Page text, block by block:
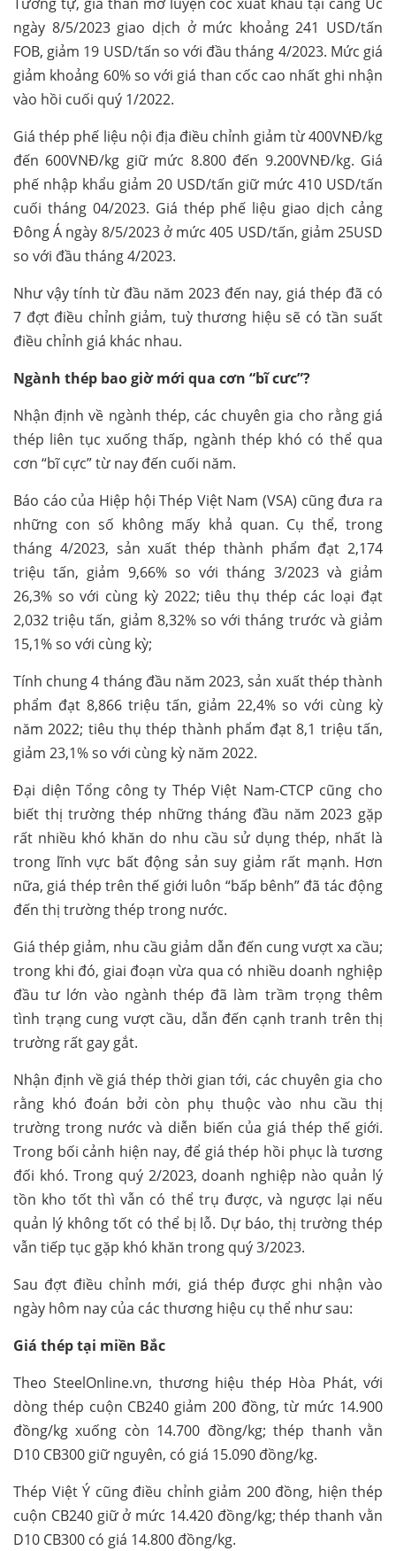
ngày 8/5/2023 giao dịch ở mức khoảng 241 USD/tấn
FOB, giảm 19 USD/tấn so với đầu tháng 4/2023. Mức giá
giảm khoảng 60% so với giá than cốc cao nhất ghi nhận
vào hồi cuối quý 1/2022.
Giá thép phế liệu nội địa điều chỉnh giảm từ 400VNĐ/kg
đến 600VNĐ/kg giữ mức 8.800 đến 9.200VNĐ/kg. Giá
phế nhập khẩu giảm 20 USD/tấn giữ mức 410 USD/tấn
cuối tháng 04/2023. Giá thép phế liệu giao dịch cảng
Đông Á ngày 8/5/2023 ở mức 405 USD/tấn, giảm 25USD
so với đầu tháng 4/2023.
Như vậy tính từ đầu năm 2023 đến nay, giá thép đã có
7 đợt điều chỉnh giảm, tuỳ thương hiệu sẽ có tần suất
điều chỉnh giá khác nhau.
Ngành thép bao giờ mới qua cơn “bĩ cưc”?
Nhận định về ngành thép, các chuyên gia cho rằng giá
thép liên tục xuống thấp, ngành thép khó có thể qua
cơn “bĩ cực” từ nay đến cuối năm.
Báo cáo của Hiệp hội Thép Việt Nam (VSA) cũng đưa ra
những con số không mấy khả quan. Cụ thể, trong
tháng 4/2023, sản xuất thép thành phẩm đạt 2,174
triệu tấn, giảm 9,66% so với tháng 3/2023 và giảm
26,3% so với cùng kỳ 2022; tiêu thụ thép các loại đạt
2,032 triệu tấn, giảm 8,32% so với tháng trước và giảm
15,1% so với cùng kỳ;
Tính chung 4 tháng đầu năm 2023, sản xuất thép thành
phẩm đạt 8,866 triệu tấn, giảm 22,4% so với cùng kỳ
năm 2022; tiêu thụ thép thành phẩm đạt 8,1 triệu tấn,
giảm 23,1% so với cùng kỳ năm 2022.
Đại diện Tổng công ty Thép Việt Nam-CTCP cũng cho
biết thị trường thép những tháng đầu năm 2023 gặp
rất nhiều khó khăn do nhu cầu sử dụng thép, nhất là
trong lĩnh vực bất động sản suy giảm rất mạnh. Hơn
nữa, giá thép trên thế giới luôn “bấp bênh” đã tác động
đến thị trường thép trong nước.
Giá thép giảm, nhu cầu giảm dẫn đến cung vượt xa cầu;
trong khi đó, giai đoạn vừa qua có nhiều doanh nghiệp
đầu tư lớn vào ngành thép đã làm trầm trọng thêm
tình trạng cung vượt cầu, dẫn đến cạnh tranh trên thị
trường rất gay gắt.
Nhận định về giá thép thời gian tới, các chuyên gia cho
rằng khó đoán bởi còn phụ thuộc vào nhu cầu thị
trường trong nước và diễn biến của giá thép thế giới.
Trong bối cảnh hiện nay, để giá thép hồi phục là tương
đối khó. Trong quý 2/2023, doanh nghiệp nào quản lý
tồn kho tốt thì vẫn có thể trụ được, và ngược lại nếu
quản lý không tốt có thể bị lỗ. Dự báo, thị trường thép
vẫn tiếp tục gặp khó khăn trong quý 3/2023.
Sau đợt điều chỉnh mới, giá thép được ghi nhận vào
ngày hôm nay của các thương hiệu cụ thể như sau:
Giá théptại miền Bắc
Theo SteelOnline.vn, thương hiệu thép Hòa Phát, với
dòng thép cuộn CB240 giảm 200 đồng, từ mức 14.900
đồng/kg xuống còn 14.700 đồng/kg; thép thanh vằn
D10 CB300 giữ nguyên, có giá 15.090 đồng/kg.
Thép Việt Ý cũng điều chỉnh giảm 200 đồng, hiện thép
cuộn CB240 giữ ở mức 14.420 đồng/kg; thép thanh vằn
D10 CB300 có giá 14.800 đồng/kg.